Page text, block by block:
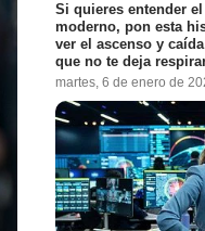
Si quieres entender
moderno, pon esta
ver el ascenso y
que no te deja
martes, 6 de enero de